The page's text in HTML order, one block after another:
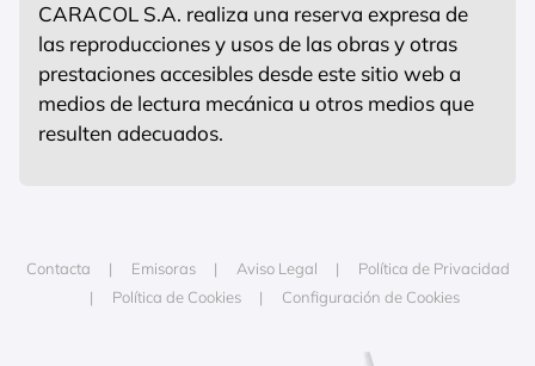
CARACOL S.A. realiza una reserva expresa de
las reproducciones y usos de las obras y otras
prestaciones accesibles desde este sitio web a
medios de lectura mecánica u otros medios que
resulten adecuados.
Contacta Emisoras Aviso Legal
Política de Privacidad
Política de Cookies
Configuración de Cookies